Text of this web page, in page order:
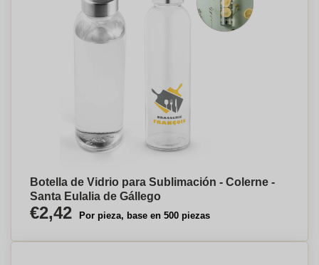
Botella de Vidrio para Sublimación - Colerne -
Santa Eulalia de Gállego
€2,42 Por pieza, base en 500 piezas